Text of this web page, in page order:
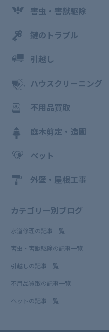
害虫・害獣駆除
鍵のトラブル
引越し
ハウスクリーニング
不用品買取
庭木剪定・造園
ペット
外壁・屋根工事
カテゴリー別ブログ
水道修理の記事一覧
害虫・害獣駆除の記事一覧
引越しの記事一覧
不用品買取の記事一覧
ペットの記事一覧